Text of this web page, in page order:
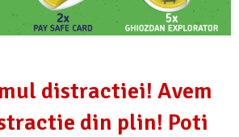
distractiei! Avem
din plin! Poti